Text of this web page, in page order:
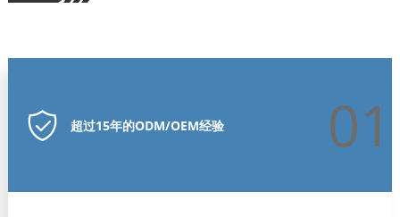
超过15年的ODM/OEM经验 01